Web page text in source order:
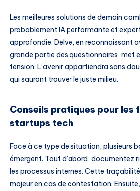
Les meilleures solutions de demain
probablement IA performante et
approfondie. Delve, en reconnaissant
grande partie des questionnaires, met
tension. L’avenir appartiendra sans
qui sauront trouver le juste milieu.
Conseils pratiques pour les
startups tech
Face à ce type de situation, plusieurs
émergent. Tout d’abord, documentez
les processus internes. Cette
majeur en cas de contestation.